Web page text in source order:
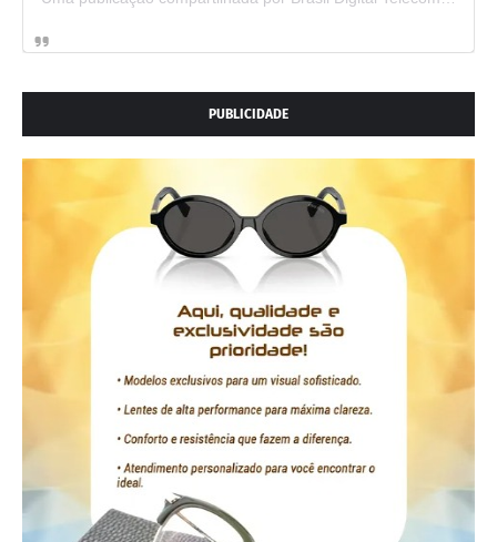
PUBLICIDADE